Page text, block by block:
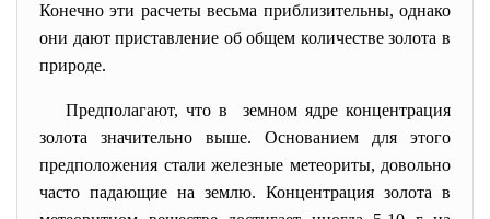
Конечно эти расчеты весьма приблизительны, однако
они дают приставление об общем количестве золота в
природе.
Предполагают, что в земном ядре концентрация
золота значительно выше. Основанием для этого
предположения стали железные метеориты, довольно
часто падающие на землю. Концентрация золота в